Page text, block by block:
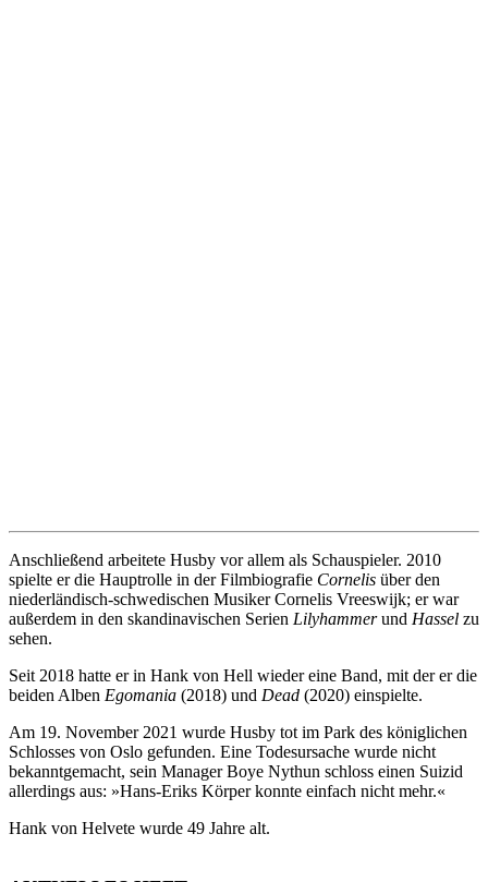
Anschließend arbeitete Husby vor allem als Schauspieler. 2010
spielte er die Hauptrolle in der Filmbiografie Cornelis über den
niederländisch-schwedischen Musiker Cornelis Vreeswijk; er war
außerdem in den skandinavischen Serien Lilyhammerund Hassel zu
sehen.
Seit 2018 hatte er in Hank von Hell wieder eine Band, mit der er die
beiden Alben Egomania (2018) und Dead (2020) einspielte.
Am 19. November 2021 wurde Husby tot im Park des königlichen
Schlosses von Oslo gefunden. Eine Todesursache wurde nicht
bekanntgemacht, sein Manager Boye Nythun schloss einen Suizid
allerdings aus: »Hans-Eriks Körper konnte einfach nicht mehr.«
Hank von Helvete wurde 49 Jahre alt.